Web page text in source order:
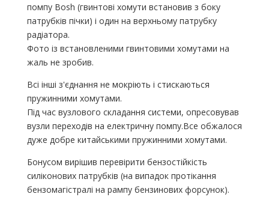
помпу Bosh (гвинтові хомути встановив з боку
патрубків пічки) і один на верхньому патрубку
радіатора.
Фото із встановленими гвинтовими хомутами на
жаль не зробив.
Всі інші з'єднання не мокріють і стискаються
пружинними хомутами.
Під час вузлового складання системи, опресовував
вузли переходів на електричну помпу.Все обжалося
дуже добре китайськими пружинними хомутами.
Бонусом вирішив перевірити бензостійкість
силіконових патрубків (на випадок протікання
бензомагістралі на рампу бензинових форсунок).